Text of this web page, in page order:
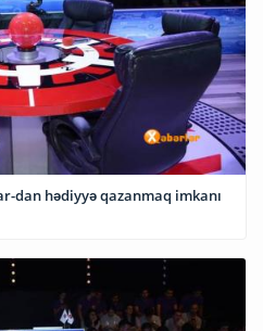
dan hədiyyə qazanmaq imkanı